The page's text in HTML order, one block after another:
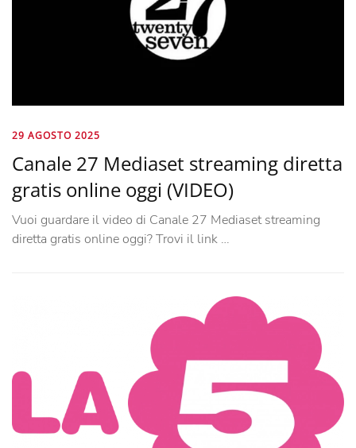
29 AGOSTO 2025
Canale 27 Mediaset streaming diretta
gratis online oggi (VIDEO)
Vuoi guardare il video di Canale 27 Mediaset streaming
diretta gratis online oggi? Trovi il link …